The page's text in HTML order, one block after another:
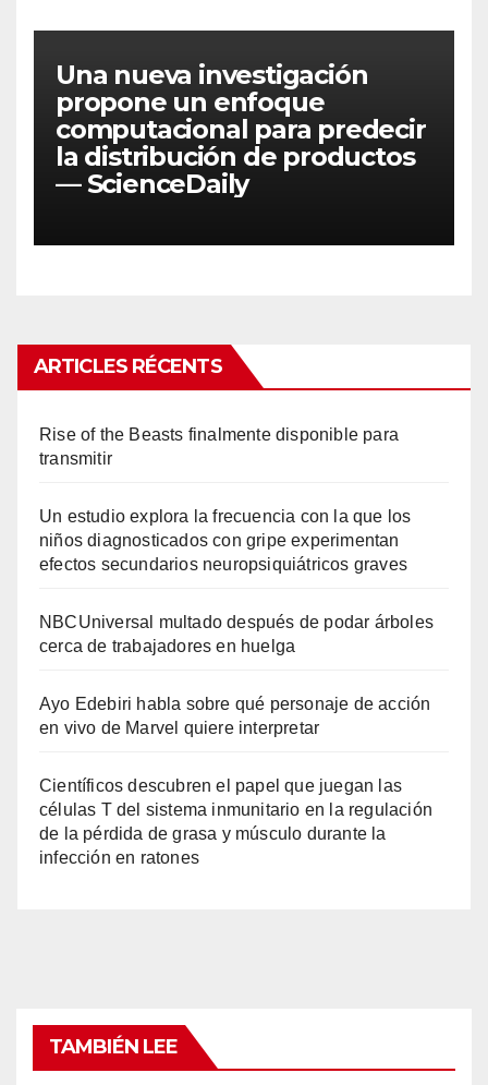
Una nueva investigación
propone un enfoque
computacional para predecir
la distribución de productos
— ScienceDaily
ARTICLES RÉCENTS
Rise of the Beasts finalmente disponible para
transmitir
Un estudio explora la frecuencia con la que los
niños diagnosticados con gripe experimentan
efectos secundarios neuropsiquiátricos graves
NBCUniversal multado después de podar árboles
cerca de trabajadores en huelga
Ayo Edebiri habla sobre qué personaje de acción
en vivo de Marvel quiere interpretar
Científicos descubren el papel que juegan las
células T del sistema inmunitario en la regulación
de la pérdida de grasa y músculo durante la
infección en ratones
TAMBIÉN LEE